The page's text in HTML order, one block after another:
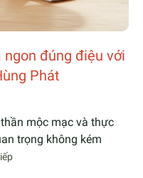
đúng điệu với
Phát
mộc mạc và thực
trọng không kém